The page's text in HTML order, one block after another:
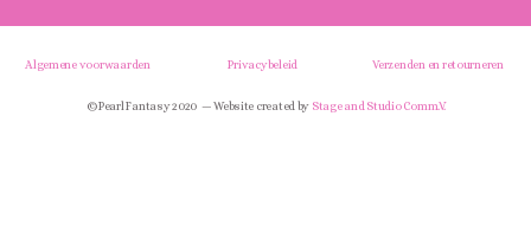
Algemene voorwaarden Privacybeleid Verzenden en retourneren
© Pearl Fantasy 2020 — Website created by Stage and Studio Comm.V.